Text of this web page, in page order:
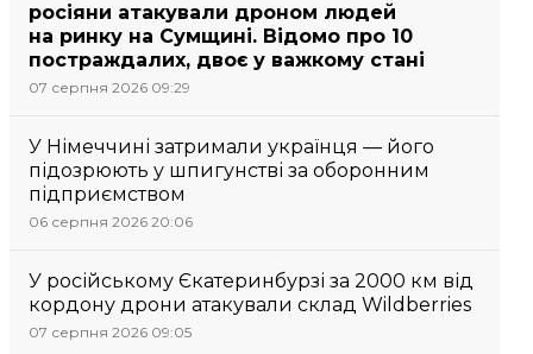
росіяни атакували дроном людей
на ринку на Сумщині. Відомо про 10
постраждалих, двоє у важкому стані
07 серпня 2026 09:29
У Німеччині затримали українця — його
підозрюють у шпигунстві за оборонним
підприємством
06 серпня 2026 20:06
У російському Єкатеринбурзі за 2000 км від
кордону дрони атакували склад Wildberries
07 серпня 2026 09:05